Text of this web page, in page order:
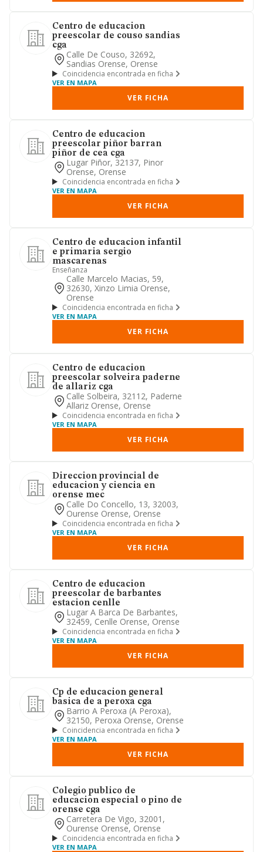
Centro de educacion
preescolar de couso sandias
cga
Calle De Couso, 32692,
Sandias Orense, Orense
Coincidencia encontrada en ficha
VER EN MAPA
VER FICHA
Centro de educacion
preescolar piñor barran
piñor de cea cga
Lugar Piñor, 32137, Pinor
Orense, Orense
Coincidencia encontrada en ficha
VER EN MAPA
VER FICHA
Centro de educacion infantil
e primaria sergio
mascarenas
Enseñanza
Calle Marcelo Macias, 59,
32630, Xinzo Limia Orense,
Orense
Coincidencia encontrada en ficha
VER EN MAPA
VER FICHA
Centro de educacion
preescolar solveira paderne
de allariz cga
Calle Solbeira, 32112, Paderne
Allariz Orense, Orense
Coincidencia encontrada en ficha
VER EN MAPA
VER FICHA
Direccion provincial de
educacion y ciencia en
orense mec
Calle Do Concello, 13, 32003,
Ourense Orense, Orense
Coincidencia encontrada en ficha
VER EN MAPA
VER FICHA
Centro de educacion
preescolar de barbantes
estacion cenlle
Lugar A Barca De Barbantes,
32459, Cenlle Orense, Orense
Coincidencia encontrada en ficha
VER EN MAPA
VER FICHA
Cp de educacion general
basica de a peroxa cga
Barrio A Peroxa (a Peroxa),
32150, Peroxa Orense, Orense
Coincidencia encontrada en ficha
VER EN MAPA
VER FICHA
Colegio publico de
educacion especial o pino de
orense cga
Carretera De Vigo, 32001,
Ourense Orense, Orense
Coincidencia encontrada en ficha
VER EN MAPA